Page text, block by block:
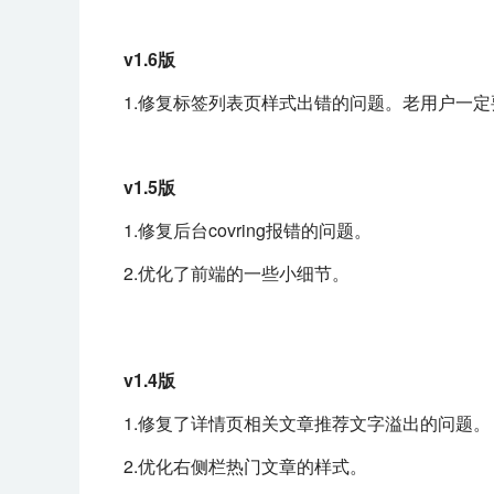
v1.6版
1.修复标签列表页样式出错的问题。老用户一定
v1.5版
1.修复后台covring报错的问题。
2.优化了前端的一些小细节。
v1.4版
1.修复了详情页相关文章推荐文字溢出的问题。
2.优化右侧栏热门文章的样式。